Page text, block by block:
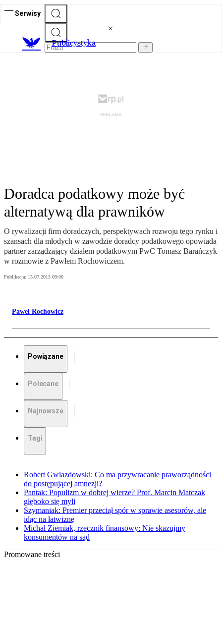
Serwisy
Publicystyka
Doradca podatkowy może być
alternatywą dla prawników
O rywalizacji firm doradczych, perspektywach rozwoju tego rynku i
szansach dla młodych w zawodzie doradcy podatkowego opowiada
partner zarządzający działem podatkowym PwC Tomasz Barańczyk
w rozmowie z Pawłem Rochowiczem.
Publikacja: 15.07.2013 09:00
Paweł Rochowicz
Powiązane
Polecane
Najnowsze
Tagi
Robert Gwiazdowski: Co ma przywracanie praworządności
do postępującej amnezji?
Pantak: Populizm w dobrej wierze? Prof. Marcin Matczak
głęboko się myli
Szymaniak: Premier przeciął spór w sprawie asesorów, ale
idąc na łatwiznę
Michał Ziemiak, rzecznik finansowy: Nie skazujmy
konsumentów na sąd
Promowane treści